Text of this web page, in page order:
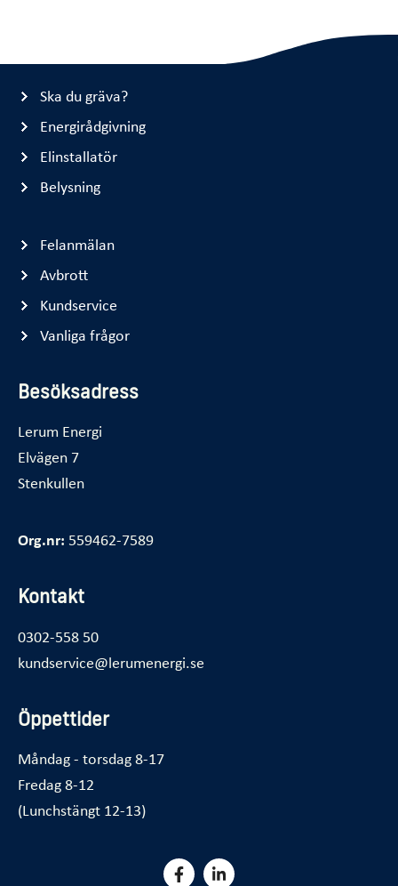
Ska du gräva?
Energirådgivning
Elinstallatör
Belysning
Felanmälan
Avbrott
Kundservice
Vanliga frågor
Besöksadress
Lerum Energi
Elvägen 7
Stenkullen
Org.nr: 559462-7589
Kontakt
0302-558 50
kundservice@lerumenergi.se
Öppettider
Måndag - torsdag 8-17
Fredag 8-12
(Lunchstängt 12-13)